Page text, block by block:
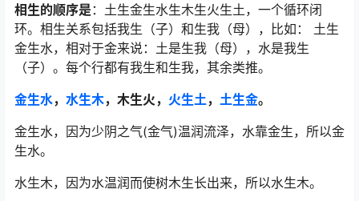
相生的顺序是：土生金生水生木生火生土，一个循环闭
环。相生关系包括我生（子）和生我（母），比如： 土生
金生水，相对于金来说：土是生我（母），水是我生
（子）。每个行都有我生和生我，其余类推。
金生水， 水生木，木生火， 火生土 ， 土生金。
金生水，因为少阴之气(金气)温润流泽，水靠金生，所以金
生水。
水生木，因为水温润而使树木生长出来，所以水生木。